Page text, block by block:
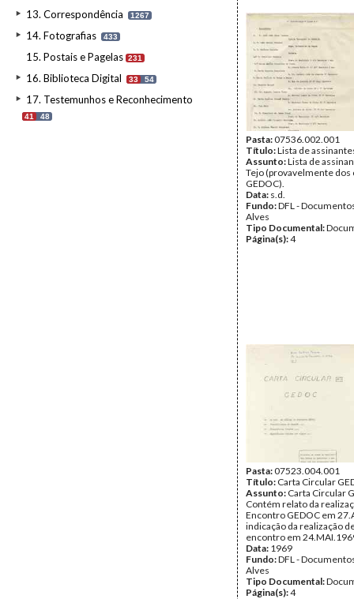
13. Correspondência 1267
14. Fotografias 433
15. Postais e Pagelas 231
16. Biblioteca Digital 33 54
17. Testemunhos e Reconhecimento
41 48
Pasta:07536.002.001
Título:Lista de
Assunto:Lista de
Tejo (provavelmente dos
GEDOC).
Data: s.d.
Fundo:DFL -
Alves
Tipo Documental:
Página(s):4
Pasta:07523.004.001
Título: Carta Circular
Assunto: Carta Circular
Contém relato da
Encontro GEDOC em
indicação da realização
encontro em
Data: 1969
Fundo:DFL -
Alves
Tipo Documental:
Página(s):4